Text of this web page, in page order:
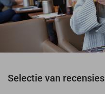
Selectie van recensies